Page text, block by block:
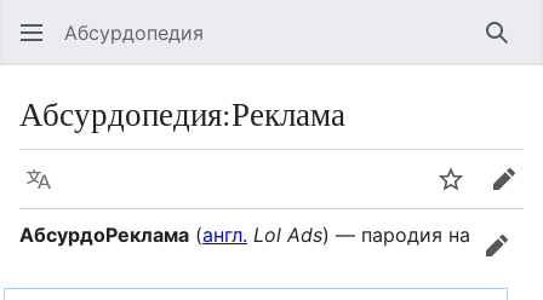
Абсурдопедия
Абсурдопедия:Реклама
Язык
АбсурдоРеклама (англ. Lol Ads) — пародия на